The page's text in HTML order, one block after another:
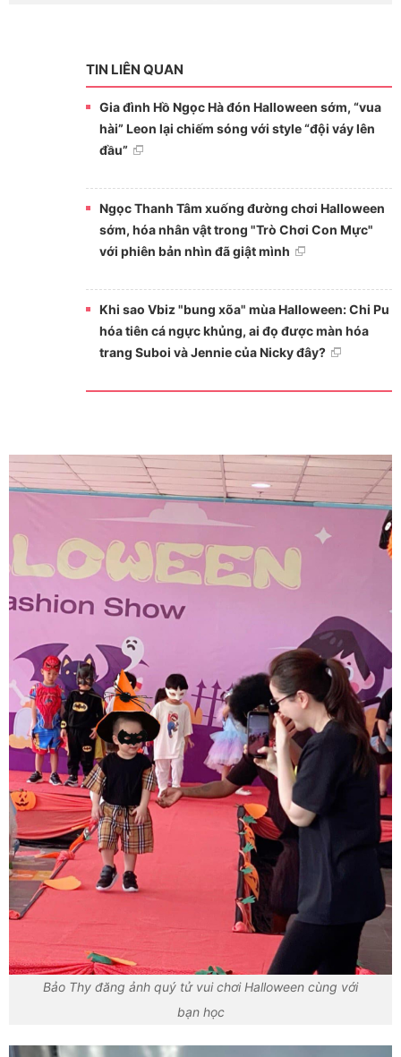
TIN LIÊN QUAN
Gia đình Hồ Ngọc Hà đón Halloween sớm, “vua
hài” Leon lại chiếm sóng với style “đội váy lên
đầu”
Ngọc Thanh Tâm xuống đường chơi Halloween
sớm, hóa nhân vật trong "Trò Chơi Con Mực"
với phiên bản nhìn đã giật mình
Khi sao Vbiz "bung xõa" mùa Halloween: Chi Pu
hóa tiên cá ngực khủng, ai đọ được màn hóa
trang Suboi và Jennie của Nicky đây?
Bảo Thy đăng ảnh quý tử vui chơi Halloween cùng với
bạn học